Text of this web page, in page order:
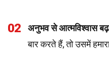
02 अनुभव से आत्मविश्वास
बार करते हैं, तो उसमें